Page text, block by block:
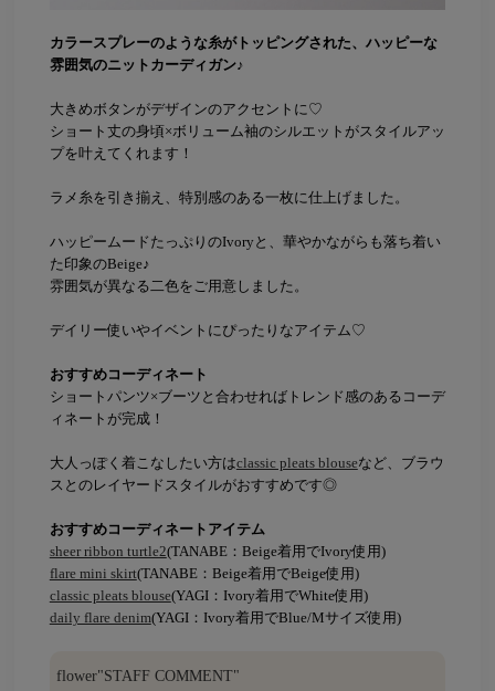
カラースプレーのような糸がトッピングされた、ハッピーな
雰囲気のニットカーディガン♪
大きめボタンがデザインのアクセントに♡
ショート丈の身頃×ボリューム袖のシルエットがスタイルアッ
プを叶えてくれます！
ラメ糸を引き揃え、特別感のある一枚に仕上げました。
ハッピームードたっぷりのIvoryと、華やかながらも落ち着い
た印象のBeige♪
雰囲気が異なる二色をご用意しました。
デイリー使いやイベントにぴったりなアイテム♡
おすすめコーディネート
ショートパンツ×ブーツと合わせればトレンド感のあるコーデ
ィネートが完成！
大人っぽく着こなしたい方はclassic pleats blouseなど、ブラウ
スとのレイヤードスタイルがおすすめです◎
おすすめコーディネートアイテム
sheer ribbon turtle2(TANABE：Beige着用でIvory使用)
flare mini skirt(TANABE：Beige着用でBeige使用)
classic pleats blouse(YAGI：Ivory着用でWhite使用)
daily flare denim(YAGI：Ivory着用でBlue/Mサイズ使用)
flower"STAFF COMMENT"